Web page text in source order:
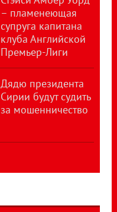
– пламенеющая
супруга капитана
клуба Английской
Премьер-Лиги
Дядю президента
Сирии будут судить
за мошенничество